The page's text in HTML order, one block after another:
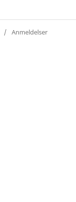
/ Anmeldelser